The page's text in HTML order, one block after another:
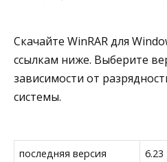
Скачайте WinRAR для
ссылкам ниже. Выберите
зависимости от
системы.
последняя версия 6.23